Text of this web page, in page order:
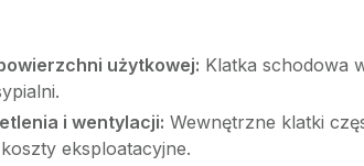
użytkowej: Klatka schodowa
i wentylacji: Wewnętrzne klatki
eksploatacyjne.